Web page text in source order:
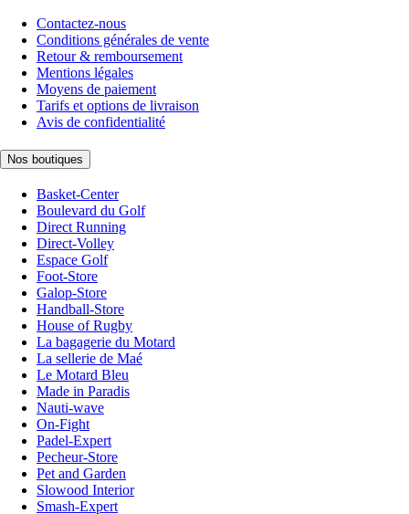
Contactez-nous
Conditions générales de vente
Retour & remboursement
Mentions légales
Moyens de paiement
Tarifs et options de livraison
Avis de confidentialité
Nos boutiques
Basket-Center
Boulevard du Golf
Direct Running
Direct-Volley
Espace Golf
Foot-Store
Galop-Store
Handball-Store
House of Rugby
La bagagerie du Motard
La sellerie de Maé
Le Motard Bleu
Made in Paradis
Nauti-wave
On-Fight
Padel-Expert
Pecheur-Store
Pet and Garden
Slowood Interior
Smash-Expert